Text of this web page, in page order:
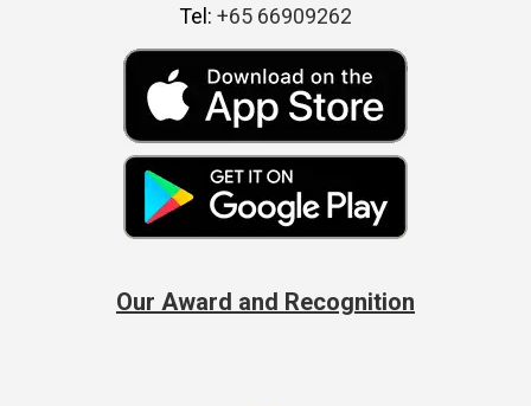
Tel: +65 66909262
Our Award and Recognition